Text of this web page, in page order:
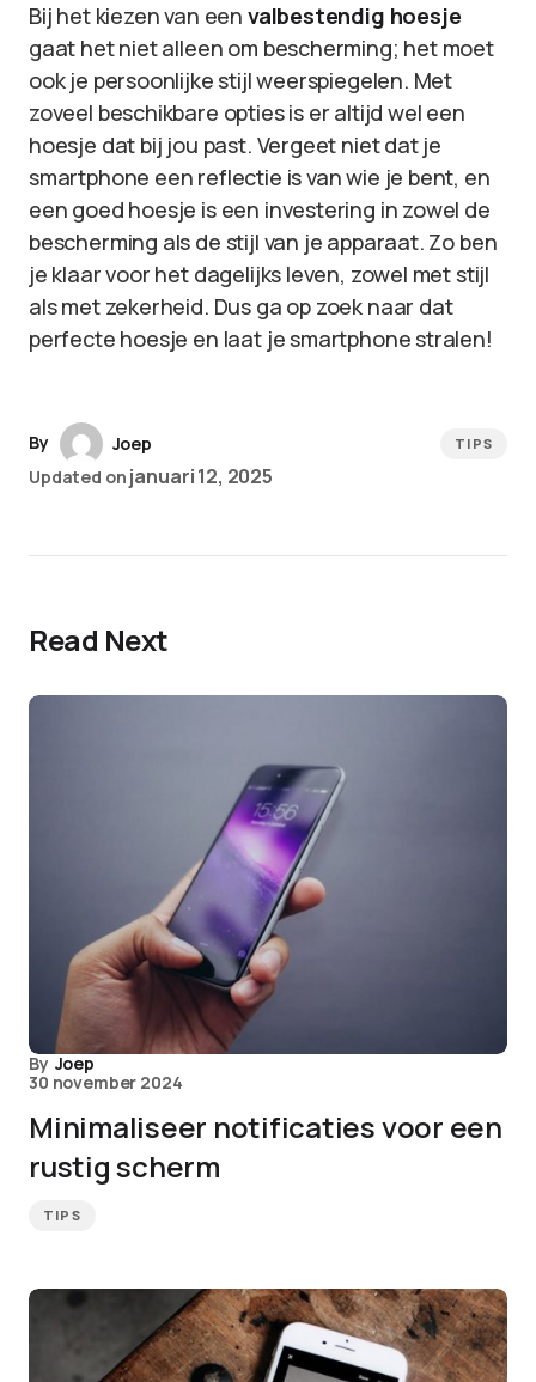
Bij het kiezen van een valbestendig hoesje
gaat het niet alleen om bescherming; het moet
ook je persoonlijke stijl weerspiegelen. Met
zoveel beschikbare opties is er altijd wel een
hoesje dat bij jou past. Vergeet niet dat je
smartphone een reflectie is van wie je bent, en
een goed hoesje is een investering in zowel de
bescherming als de stijl van je apparaat. Zo ben
je klaar voor het dagelijks leven, zowel met stijl
als met zekerheid. Dus ga op zoek naar dat
perfecte hoesje en laat je smartphone stralen!
By
Joep
Updated on januari 12, 2025
TIPS
Read Next
By Joep
30 november 2024
Minimaliseer notificaties voor een
rustig scherm
TIPS